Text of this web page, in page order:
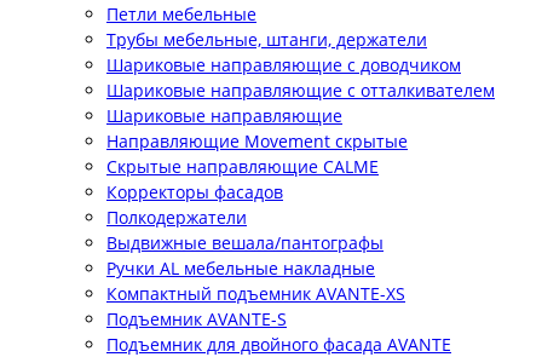
Петли мебельные
Трубы мебельные, штанги, держатели
Шариковые направляющие с доводчиком
Шариковые направляющие с отталкивателем
Шариковые направляющие
Направляющие Movement скрытые
Скрытые направляющие CALME
Корректоры фасадов
Полкодержатели
Выдвижные вешала/пантографы
Ручки AL мебельные накладные
Компактный подъемник АVANTE-XS
Подъемник АVANTE-S
Подъемник для двойного фасада АVANTE